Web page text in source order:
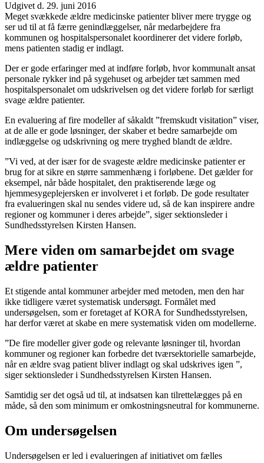
Udgivet d. 29. juni 2016
Meget svækkede ældre medicinske patienter bliver mere trygge og
ser ud til at få færre genindlæggelser, når medarbejdere fra
kommunen og hospitalspersonalet koordinerer det videre forløb,
mens patienten stadig er indlagt.
Der er gode erfaringer med at indføre forløb, hvor kommunalt ansat
personale rykker ind på sygehuset og arbejder tæt sammen med
hospitalspersonalet om udskrivelsen og det videre forløb for særligt
svage ældre patienter.
En evaluering af fire modeller af såkaldt ”fremskudt visitation” viser,
at de alle er gode løsninger, der skaber et bedre samarbejde om
indlæggelse og udskrivning og mere tryghed blandt de ældre.
”Vi ved, at der især for de svageste ældre medicinske patienter er
brug for at sikre en større sammenhæng i forløbene. Det gælder for
eksempel, når både hospitalet, den praktiserende læge og
hjemmesygeplejersken er involveret i et forløb. De gode resultater
fra evalueringen skal nu sendes videre ud, så de kan inspirere andre
regioner og kommuner i deres arbejde”, siger sektionsleder i
Sundhedsstyrelsen Kirsten Hansen.
Mere viden om samarbejdet om svage
ældre patienter
Et stigende antal kommuner arbejder med metoden, men den har
ikke tidligere været systematisk undersøgt. Formålet med
undersøgelsen, som er foretaget af KORA for Sundhedsstyrelsen,
har derfor været at skabe en mere systematisk viden om modellerne.
”De fire modeller giver gode og relevante løsninger til, hvordan
kommuner og regioner kan forbedre det tværsektorielle samarbejde,
når en ældre svag patient bliver indlagt og skal udskrives igen ”,
siger sektionsleder i Sundhedsstyrelsen Kirsten Hansen.
Samtidig ser det også ud til, at indsatsen kan tilrettelægges på en
måde, så den som minimum er omkostningsneutral for kommunerne.
Om undersøgelsen
Undersøgelsen er led i evalueringen af initiativet om fælles